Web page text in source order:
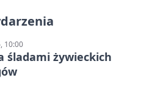
10:00
śladami żywieckich